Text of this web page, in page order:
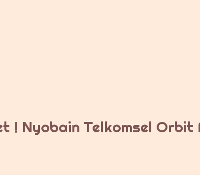
! Nyobain Telkomsel